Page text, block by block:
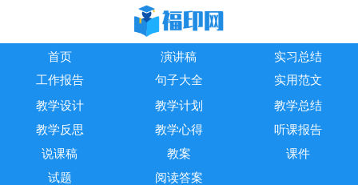
首页 演讲稿
实习总结
工作报告
句子大全
实用范文
教学设计
教学计划
教学总结
教学反思
教学心得
听课报告
说课稿
教案
课件
试题
阅读答案